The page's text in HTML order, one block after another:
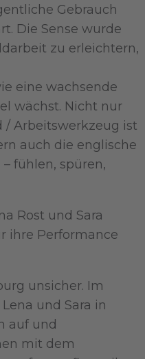
Gebrauch
Die Sense wurde
zu erleichtern,
eine wachsende
wächst. Nicht nur
/ Arbeitswerkzeug ist
auch die englische
fühlen, spüren,
Rost und Sara
ihre Performance
unsicher. Im
und Sara in
auf und
mit dem